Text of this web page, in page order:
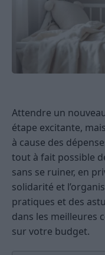
Attendre un
étape excitante,
à cause des
tout à fait possible
sans se ruiner, en
solidarité et
pratiques et des
dans les meilleures
sur votre budget.